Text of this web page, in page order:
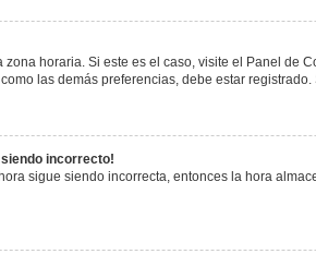
horaria. Si este es el caso, visite el Panel
las demás preferencias, debe estar
incorrecto!
sigue siendo incorrecta, entonces la hora